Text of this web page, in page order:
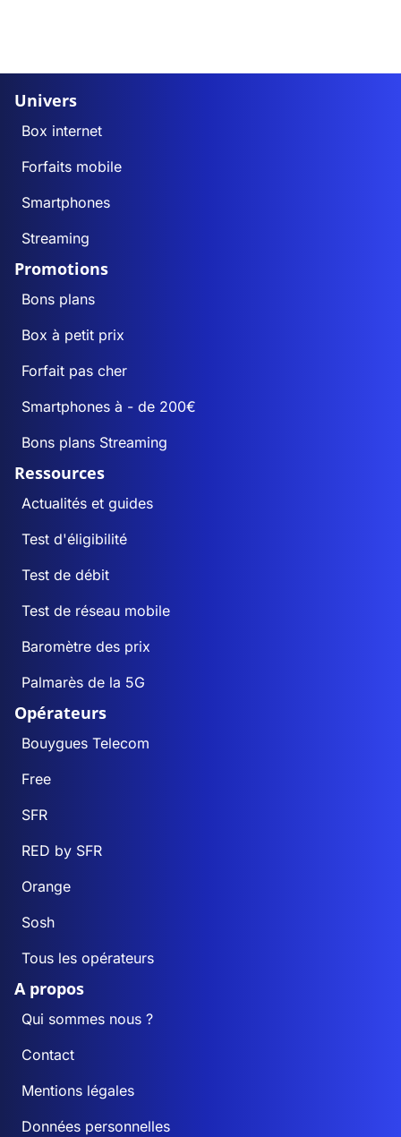
Univers
Box internet
Forfaits mobile
Smartphones
Streaming
Promotions
Bons plans
Box à petit prix
Forfait pas cher
Smartphones à - de 200€
Bons plans Streaming
Ressources
Actualités et guides
Test d'éligibilité
Test de débit
Test de réseau mobile
Baromètre des prix
Palmarès de la 5G
Opérateurs
Bouygues Telecom
Free
SFR
RED by SFR
Orange
Sosh
Tous les opérateurs
A propos
Qui sommes nous ?
Contact
Mentions légales
Données personnelles